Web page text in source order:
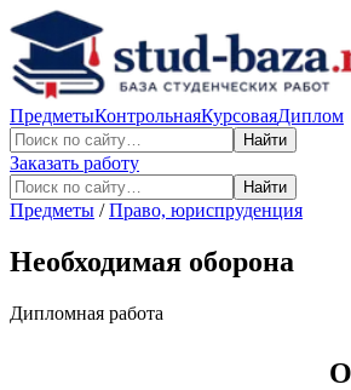
ПредметыКонтрольнаяКурсоваяДиплом
Найти
Заказать работу
Найти
Предметы /Право, юриспруденция
Необходимая оборона
Дипломная работа